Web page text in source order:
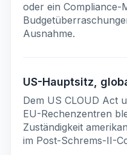
oder ein Compliance-
Ausnahme.
US-Hauptsitz,
Dem US CLOUD Act
EU-Rechenzentren
Zuständigkeit
im Post-Schrems-II-